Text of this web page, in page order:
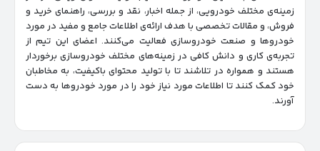
زمینه‌‌ی مختلف خودرویی، از جمله اخبار، نقد و بررسی، راهنمای خرید و
فروش، و مقالات تخصصی با هدف ارائه‌ی اطلاعات جامع و مفید در مورد
خودروها و صنعت خودروسازی فعالیت می‌کنند. اعضای این تیم از
تجربه‌ی کاری و دانش کافی در زمینه‌های مختلف خودروسازی برخوردار
هستند و همواره در تلاشند تا با تولید محتوای باکیفیت، به مخاطبان
خود کمک کنند تا اطلاعات مورد نیاز خود را در مورد خودروها به دست
آورند.